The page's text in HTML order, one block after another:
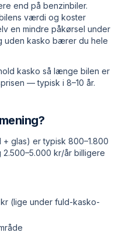
end på benzinbiler.
værdi og koster
en mindre påkørsel under
uden kasko bærer du hele
kasko så længe bilen er
— typisk i 8–10 år.
glas) er typisk 800–1.800
kr/år billigere
(lige under fuld-kasko-